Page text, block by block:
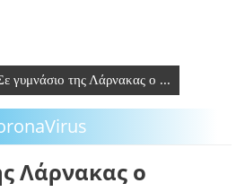
γυμνάσιο της Λάρνακας ο ...
Λάρνακας ο